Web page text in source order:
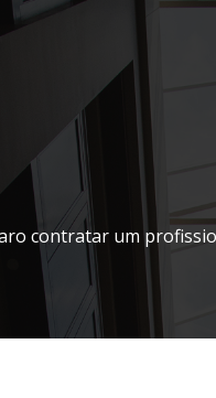
contratar um